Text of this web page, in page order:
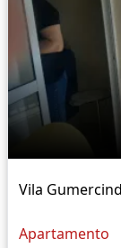
Vila
Apartamento